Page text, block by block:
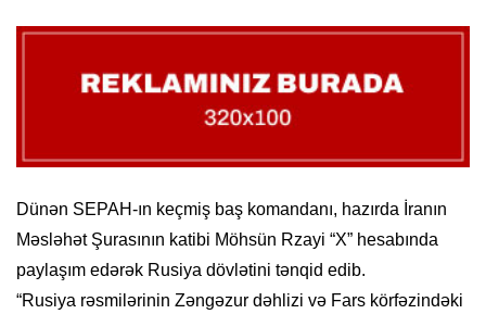
Dünən SEPAH-ın keçmiş baş komandanı, hazırda İranın
Məsləhət Şurasının katibi Möhsün Rzayi “X” hesabında
paylaşım edərək Rusiya dövlətini tənqid edib.
“Rusiya rəsmilərinin Zəngəzur dəhlizi və Fars körfəzindəki